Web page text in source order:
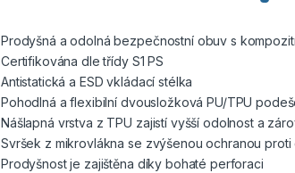
Prodyšná a odolná bezpečnostní obuv s
Certifikována dle třídy S1 PS
Antistatická a ESD vkládací stélka
Pohodlná a flexibilní dvousložková PU/TPU
Nášlapná vrstva z TPU zajistí vyšší odolnost a
Svršek z mikrovlákna se zvýšenou ochranou
Prodyšnost je zajištěna díky bohaté perforaci